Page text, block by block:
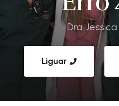
Dra
Liguar